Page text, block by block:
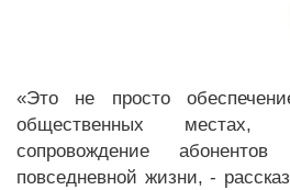
«Это не просто
общественных местах,
сопровождение
повседневной жизни, -